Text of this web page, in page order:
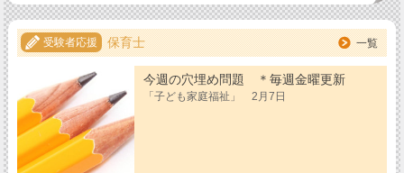
受験者応援 保育士 一覧
今週の穴埋め問題 ＊毎週金曜更新
「子ども家庭福祉」 2月7日